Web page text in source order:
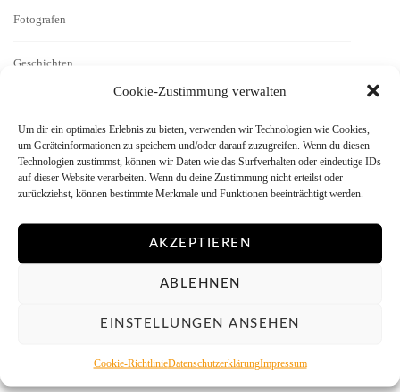
Cookie-Zustimmung verwalten
Um dir ein optimales Erlebnis zu bieten, verwenden wir Technologien wie Cookies,
um Geräteinformationen zu speichern und/oder darauf zuzugreifen. Wenn du diesen
Technologien zustimmst, können wir Daten wie das Surfverhalten oder eindeutige IDs
auf dieser Website verarbeiten. Wenn du deine Zustimmung nicht erteilst oder
zurückziehst, können bestimmte Merkmale und Funktionen beeinträchtigt werden.
AKZEPTIEREN
ABLEHNEN
EINSTELLUNGEN ANSEHEN
Cookie-RichtlinieDatenschutzerklärungImpressum
Fotografen
Geschichten
Kamera-Reviews
Labor